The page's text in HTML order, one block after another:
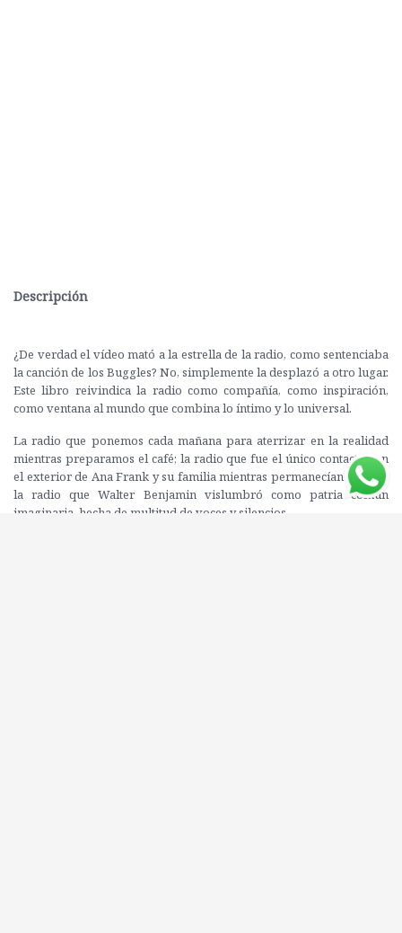
Descripción
¿De verdad el vídeo mató a la estrella de la radio, como sentenciaba
la canción de los Buggles? No, simplemente la desplazó a otro lugar.
Este libro reivindica la radio como compañía, como inspiración,
como ventana al mundo que combina lo íntimo y lo universal.
La radio que ponemos cada mañana para aterrizar en la realidad
mientras preparamos el café; la radio que fue el único contacto con
el exterior de Ana Frank y su familia mientras permanecían ocultos;
la radio que Walter Benjamin vislumbró como patria común
imaginaria, hecha de multitud de voces y silencios…